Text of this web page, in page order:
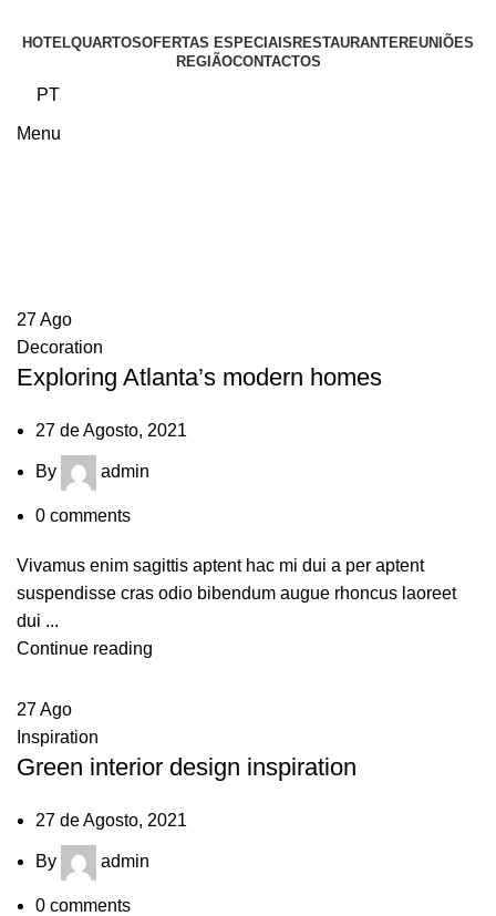
HOTELQUARTOSOFERTAS ESPECIAIS RESTAURANTEREUNIÕES
REGIÃOCONTACTOS
PT
Menu
27Ago
Decoration
Exploring Atlanta’s modern homes
27 de Agosto, 2021
By admin
0 comments
Vivamus enim sagittis aptent hac mi dui a per aptent
suspendisse cras odio bibendum augue rhoncus laoreet
dui ...
Continue reading
27Ago
Inspiration
Green interior design inspiration
27 de Agosto, 2021
By admin
0 comments